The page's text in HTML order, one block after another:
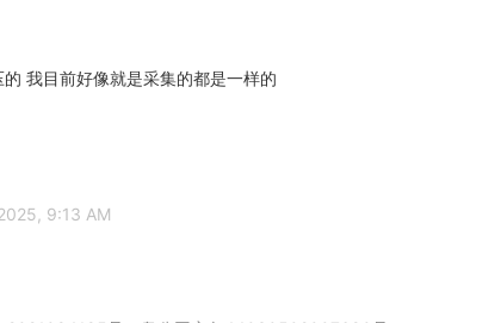
我目前好像就是采集的都是一样的
9:13 AM